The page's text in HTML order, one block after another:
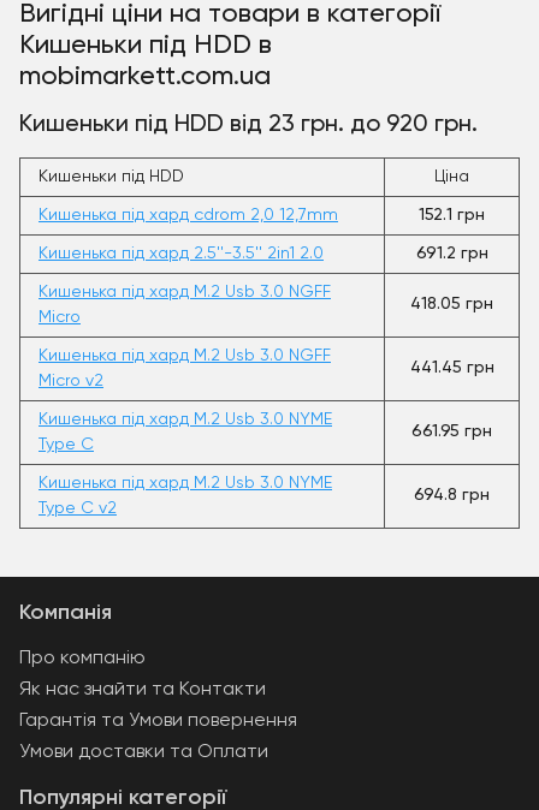
Вигідні ціни на товари в категорії
Кишеньки під HDD в
mobimarkett.com.ua
Кишеньки під HDD від 23 грн. до 920 грн.
Кишеньки під HDD Ціна
Кишенька під хард cdrom 2,0 12,7mm 152.1 грн
Кишенька під хард 2.5''-3.5'' 2in1 2.0 691.2 грн
Кишенька під хард M.2 Usb 3.0 NGFF
Micro
418.05 грн
Кишенька під хард M.2 Usb 3.0 NGFF
Micro v2
441.45 грн
Кишенька під хард M.2 Usb 3.0 NYME
Type C
661.95 грн
Кишенька під хард M.2 Usb 3.0 NYME
Type C v2
694.8 грн
Популярні категорії
Компанія
Про компанію
Як нас знайти та Контакти
Гарантія та Умови повернення
Умови доставки та Оплати